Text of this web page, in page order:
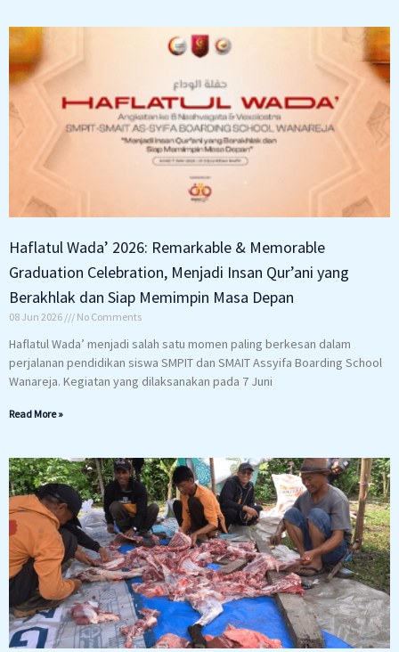
Haflatul Wada’ 2026: Remarkable & Memorable
Graduation Celebration, Menjadi Insan Qur’ani yang
Berakhlak dan Siap Memimpin Masa Depan
08 Jun 2026 No Comments
Haflatul Wada’ menjadi salah satu momen paling berkesan dalam
perjalanan pendidikan siswa SMPIT dan SMAIT Assyifa Boarding School
Wanareja. Kegiatan yang dilaksanakan pada 7 Juni
Read More »